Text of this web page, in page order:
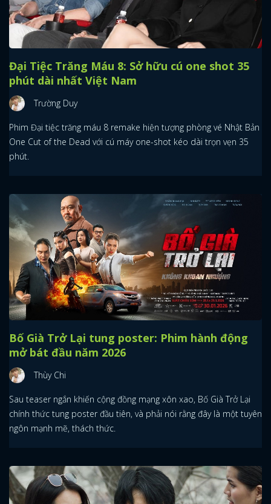
Đại Tiệc Trăng Máu 8: Sở hữu cú one shot 35
phút dài nhất Việt Nam
Trường Duy
Phim Đại tiệc trăng máu 8 remake hiện tượng phòng vé Nhật Bản
One Cut of the Dead với cú máy one-shot kéo dài trọn vẹn 35
phút.
Bố Già Trở Lại tung poster: Phim hành động
mở bát đầu năm 2026
Thùy Chi
Sau teaser ngắn khiến cộng đồng mạng xôn xao, Bố Già Trở Lại
chính thức tung poster đầu tiên, và phải nói rằng đây là một tuyên
ngôn mạnh mẽ, thách thức.